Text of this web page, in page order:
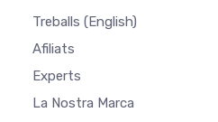
Treballs (English)
Afiliats
Experts
La Nostra Marca